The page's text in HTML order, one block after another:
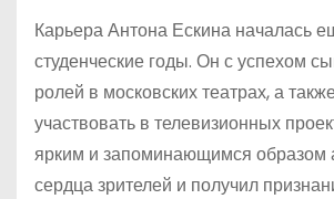
Карьера Антона Ескина началась
студенческие годы. Он с успехом
ролей в московских театрах, а
участвовать в телевизионных
ярким и запоминающимся образом
сердца зрителей и получил